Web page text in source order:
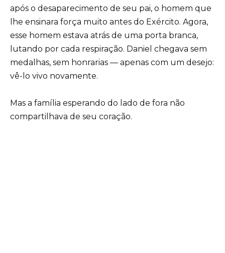
após o desaparecimento de seu pai, o homem que
lhe ensinara força muito antes do Exército. Agora,
esse homem estava atrás de uma porta branca,
lutando por cada respiração. Daniel chegava sem
medalhas, sem honrarias — apenas com um desejo:
vê-lo vivo novamente.
Mas a família esperando do lado de fora não
compartilhava de seu coração.